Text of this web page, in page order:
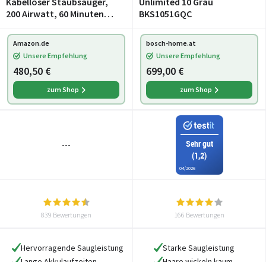
200 Airwatt, 60 Minuten
Haarentwirrungstechnolo
gie, Hand- und
Bodenstaubsauger
(Nickel/Violett)
BKS1051GQC
Amazon.de
Unsere Empfehlung
480,50 €
zum Shop
bosch-home.at
Unsere Empfehlung
699,00 €
zum Shop
---
Sehr gut
(1,2)
04/2026
839 Bewertungen 166 Bewertungen
Hervorragende Saugleistung
Starke Saugleistung